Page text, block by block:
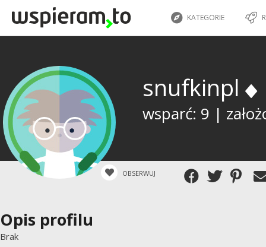
KATEGORIE
snufkinpl
wsparć: 9 |
OBSERWUJ
Opis profilu
Brak